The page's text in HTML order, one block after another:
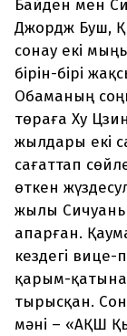
Байден мен
Джордж Буш,
сонау екі
бірін-бірі
Обаманың
төраға Ху
жылдары екі
сағаттап
өткен
жылы Сичуань
апарған.
кездегі вице-
қарым-
тырысқан.
мәні – «АҚШ